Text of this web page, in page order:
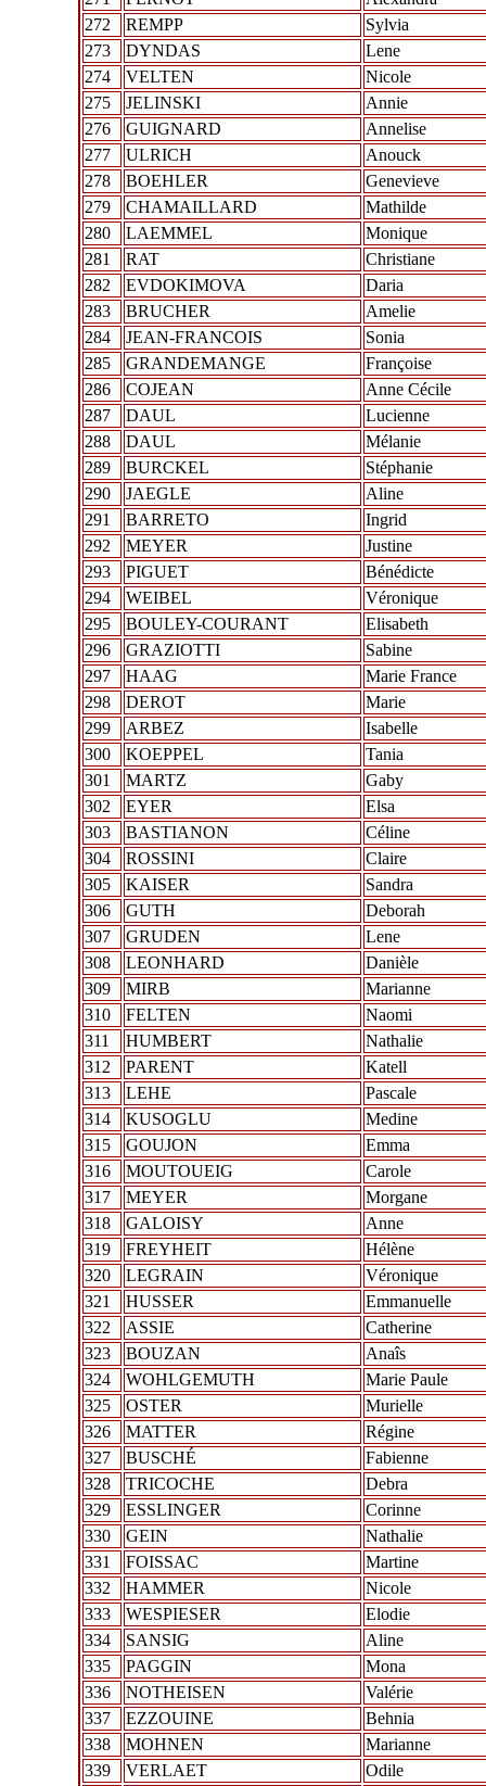
272
REMPP
Sylvia
273
DYNDAS
Lene
274
VELTEN
Nicole
275
JELINSKI
Annie
276
GUIGNARD
Annelise
277
ULRICH
Anouck
278
BOEHLER
Genevieve
279
CHAMAILLARD
Mathilde
280
LAEMMEL
Monique
281
RAT
Christiane
282
EVDOKIMOVA
Daria
283
BRUCHER
Amelie
284
JEAN-FRANCOIS
Sonia
285
GRANDEMANGE
Françoise
286
COJEAN
Anne Cécile
287
DAUL
Lucienne
288
DAUL
Mélanie
289
BURCKEL
Stéphanie
290
JAEGLE
Aline
291
BARRETO
Ingrid
292
MEYER
Justine
293
PIGUET
Bénédicte
294
WEIBEL
Véronique
295
BOULEY-COURANT
Elisabeth
296
GRAZIOTTI
Sabine
297
HAAG
Marie France
298
DEROT
Marie
299
ARBEZ
Isabelle
300
KOEPPEL
Tania
301
MARTZ
Gaby
302
EYER
Elsa
303
BASTIANON
Céline
304
ROSSINI
Claire
305
KAISER
Sandra
306
GUTH
Deborah
307
GRUDEN
Lene
308
LEONHARD
Danièle
309
MIRB
Marianne
310
FELTEN
Naomi
311
HUMBERT
Nathalie
312
PARENT
Katell
313
LEHE
Pascale
314
KUSOGLU
Medine
315
GOUJON
Emma
316
MOUTOUEIG
Carole
317
MEYER
Morgane
318
GALOISY
Anne
319
FREYHEIT
Hélène
320
LEGRAIN
Véronique
321
HUSSER
Emmanuelle
322
ASSIE
Catherine
323
BOUZAN
Anaîs
324
WOHLGEMUTH
Marie Paule
325
OSTER
Murielle
326
MATTER
Régine
327
BUSCHÉ
Fabienne
328
TRICOCHE
Debra
329
ESSLINGER
Corinne
330
GEIN
Nathalie
331
FOISSAC
Martine
332
HAMMER
Nicole
333
WESPIESER
Elodie
334
SANSIG
Aline
335
PAGGIN
Mona
336
NOTHEISEN
Valérie
337
EZZOUINE
Behnia
338
MOHNEN
Marianne
339
VERLAET
Odile